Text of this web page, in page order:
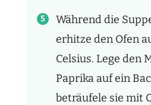
Während die
erhitze den Ofen
Celsius. Lege den
Paprika auf ein
beträufele sie mit